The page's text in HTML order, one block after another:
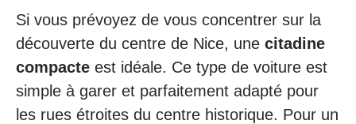
Si vous prévoyez de vous concentrer sur la
découverte du centre de Nice, une citadine
compacte est idéale. Ce type de voiture est
simple à garer et parfaitement adapté pour
les rues étroites du centre historique. Pour un